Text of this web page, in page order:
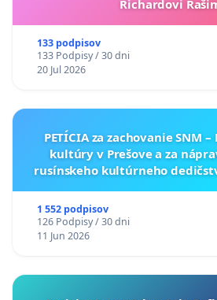
Richardovi
133 podpisov
133 Podpisy / 30 dni
20 Jul 2026
PETÍCIA za zachovanie SNM
kultúry v Prešove a za
rusínskeho kultúrneho
1 552 podpisov
126 Podpisy / 30 dni
11 Jun 2026